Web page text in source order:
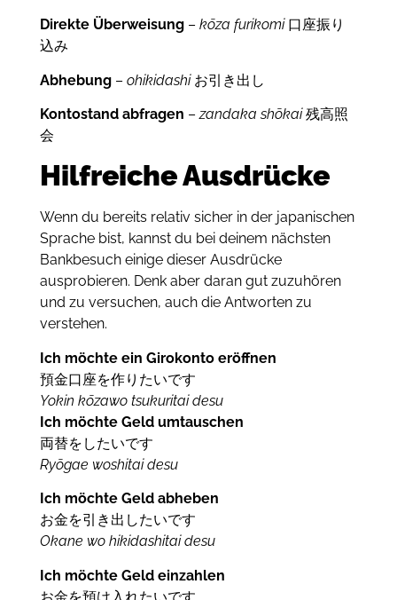
Direkte Überweisung – kōza furikomi口座振り
込み
Abhebung – ohikidashi お引き出し
Kontostand abfragen –zandaka shōkai残高照
会
Hilfreiche Ausdrücke
Wenn du bereits relativ sicher in der japanischen
Sprache bist, kannst du bei deinem nächsten
Bankbesuch einige dieser Ausdrücke
ausprobieren. Denk aber daran gut zuzuhören
und zu versuchen, auch die Antworten zu
verstehen.
Ich möchte ein Girokonto eröffnen
預金口座を作りたいです
Yokin kōzawo tsukuritai desu
Ich möchte Geld umtauschen
両替をしたいです
Ryōgae woshitai desu
Ich möchte Geld abheben
お金を引き出したいです
Okane wo hikidashitai desu
Ich möchte Geld einzahlen
お金を預け入れたいです